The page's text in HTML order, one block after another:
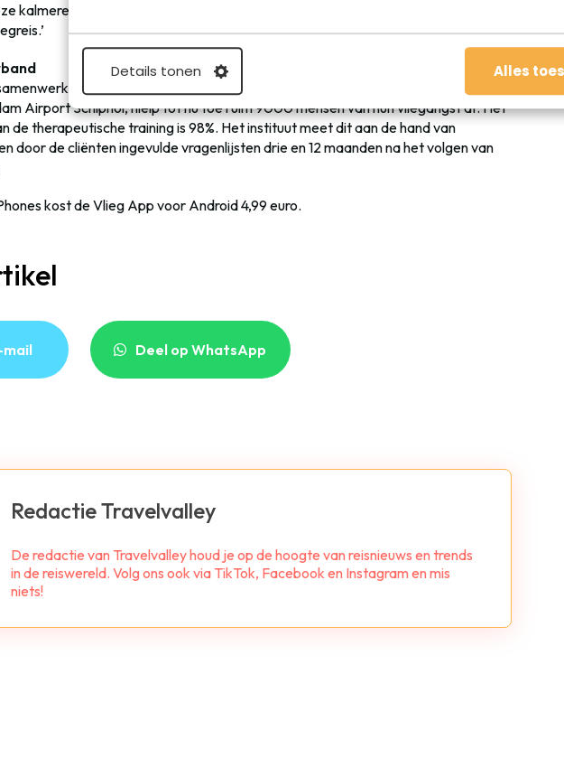
Details tonen Alles
kalmerende middelen in combinatie met alcohol leiden tot onaangename
tussen de KLM, Universiteit Leiden, Transavia, ArkeFly,
Airport Schiphol, hielp tot nu toe ruim 9000 mensen van hun vliegangst af. Het
de therapeutische training is 98%. Het instituut meet dit aan de hand van
door de cliënten ingevulde vragenlijsten drie en 12 maanden na het volgen van
kost de Vlieg App voor Android 4,99 euro.
mail Deel op WhatsApp
Redactie Travelvalley
De redactie van Travelvalley houd je op de hoogte van reisnieuws en trends
in de reiswereld. Volg ons ook via TikTok, Facebook en Instagram en mis
niets!